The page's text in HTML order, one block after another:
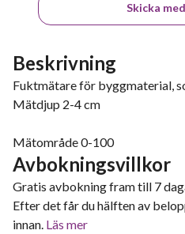
Skicka
Beskrivning
Fuktmätare för byggmaterial,
Mätdjup 2-4 cm
Mätområde 0-100
Avbokningsvillkor
Gratis avbokning fram till 7
Efter det får du hälften av
innan. Läs mer